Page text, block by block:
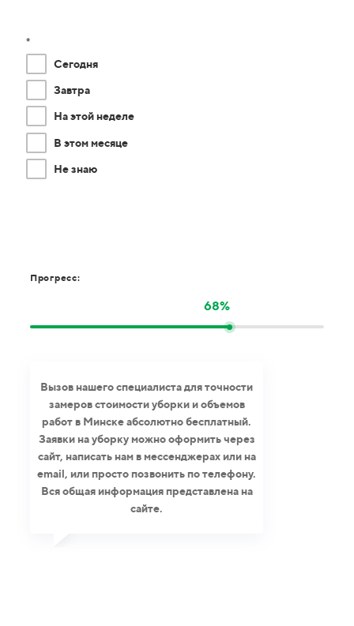
*
Сегодня
Завтра
На этой неделе
В этом месяце
Не знаю
Прогресс:
68%
Вызов нашего специалиста для точности
замеров стоимости уборки и объемов
работ в Минске абсолютно бесплатный.
Заявки на уборку можно оформить через
сайт, написать нам в мессенджерах или на
email, или просто позвонить по телефону.
Вся общая информация представлена на
сайте.